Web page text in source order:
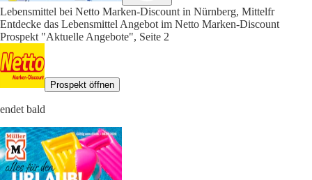
Lebensmittel bei Netto Marken-Discount in Nürnberg, Mittelfr
Entdecke das Lebensmittel Angebot im Netto Marken-Discount
Prospekt "Aktuelle Angebote", Seite 2
Prospekt öffnen
endet bald